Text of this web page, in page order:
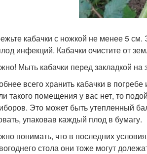
кабачки с ножкой не менее 5 см.
инфекций. Кабачки очистите от
Мыть кабачки перед закладкой на
всего хранить кабачки в
такого помещения у вас нет, то
Это может быть утепленный
упаковав каждый плод в бумагу.
понимать, что в последних
стола они тоже могут